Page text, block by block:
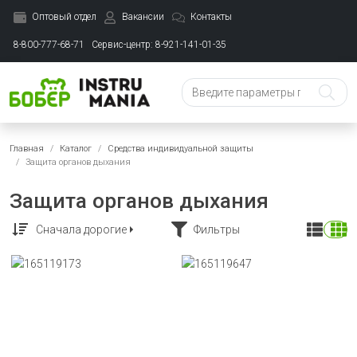
Оптовый отдел Вакансии Контакты
8-800-777-68-71 Сервис-центр: 8-921-141-01-35
Главная Каталог
Средства индивидуальной защиты
Защита органов дыхания
Защита органов дыхания
Сначала дорогие Фильтры